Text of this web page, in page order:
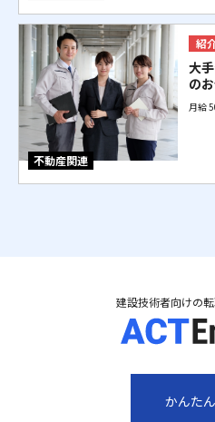
不動産関連
紹
大
の
月給
建設技術者向けの
かんた